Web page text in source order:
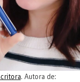
. Autora de: